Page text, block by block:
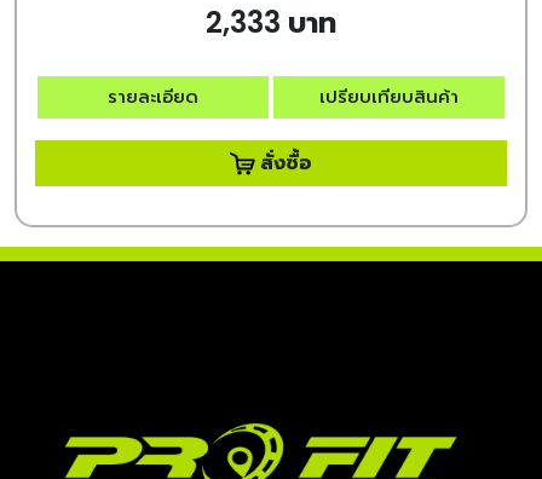
2,333 บาท
รายละเอียด เปรียบเทียบสินค้า
สั่งซื้อ